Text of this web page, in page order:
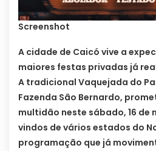
Screenshot
A cidade de Caicó vive a
maiores festas privadas já
A tradicional Vaquejada do
Fazenda São Bernardo,
multidão neste sábado, 16 de
vindos de vários estados do
programação que já